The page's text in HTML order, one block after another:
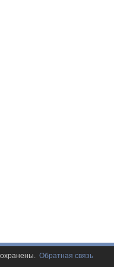
Обратная связь